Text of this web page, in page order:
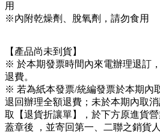
用
※內附乾燥劑、脫氧劑，請勿食用
【產品尚未到貨】
※ 於本期發票時間內來電辦理退訂
退費。
※ 若為紙本發票/統編發票於本期內
退回辦理全額退費；未於本期內取
取【退貨折讓單】，於下方原進貨營
蓋章後 ，並寄回第一、二聯之銷貨